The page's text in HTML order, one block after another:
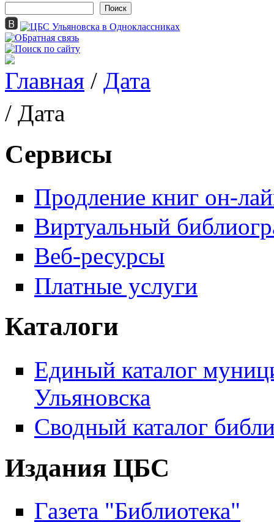
Форма поиска
Вы здесь
Главная / Дата
/ Дата
Сервисы
Продление книг он-
Виртуальный
Веб-ресурсы
Платные услуги
Каталоги
Единый каталог
Ульяновска
Сводный каталог
Издания ЦБС
Газета "Библиотека"